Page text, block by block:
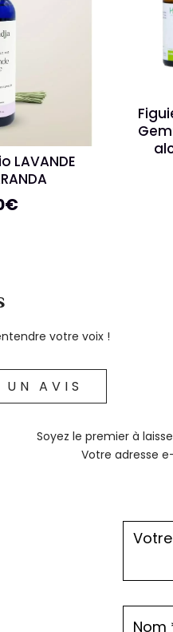
LAVANDE
€
votre voix !
UN AVIS
Soyez le premier à
Votre adresse